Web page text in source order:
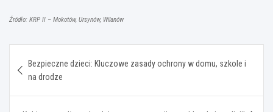
Źródło: KRP II – Mokotów, Ursynów, Wilanów
wpisu
Bezpieczne dzieci: Kluczowe zasady ochrony w domu, szkole i
na drodze